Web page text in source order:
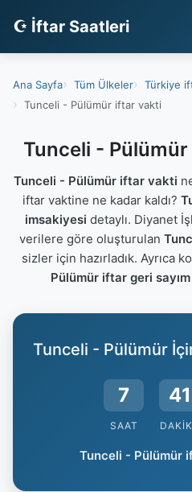
☪ İftar Saatleri
Ana Sayfa Tüm Ülkeler Türkiye
Tunceli - Pülümür iftar vakti
Tunceli -
Tunceli - Pülümür iftar vakti
iftar vaktine ne kadar kaldı?
imsakiyesi detaylı. Diyanet
verilere göre oluşturulan
sizler için hazırladık. Ayrıca
Pülümür iftar geri sayım
Tunceli - Pülümür
7
SAAT
41
Tunceli - Pülümür